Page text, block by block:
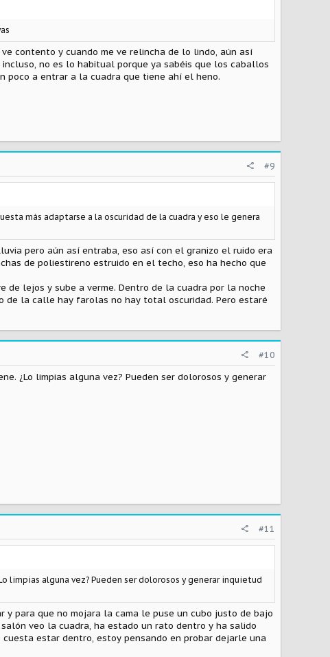
contento y cuando me ve relincha de lo lindo, aún así
no es lo habitual porque ya sabéis que los caballos
poco a entrar a la cuadra que tiene ahí el heno.
#9
más adaptarse a la oscuridad de la cuadra y eso le genera
pero aún así entraba, eso así con el granizo el ruido era
de poliestireno estruido en el techo, eso ha hecho que
de lejos y sube a verme. Dentro de la cuadra por la noche
de la calle hay farolas no hay total oscuridad. Pero estaré
#10
¿Lo limpias alguna vez? Pueden ser dolorosos y generar
#11
limpias alguna vez? Pueden ser dolorosos y generar inquietud
y para que no mojara la cama le puse un cubo justo de bajo
veo la cuadra, ha estado un rato dentro y ha salido
estar dentro, estoy pensando en probar dejarle una